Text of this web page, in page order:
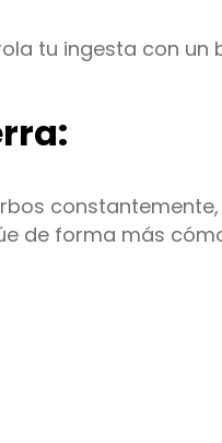
tu ingesta con un
de forma más